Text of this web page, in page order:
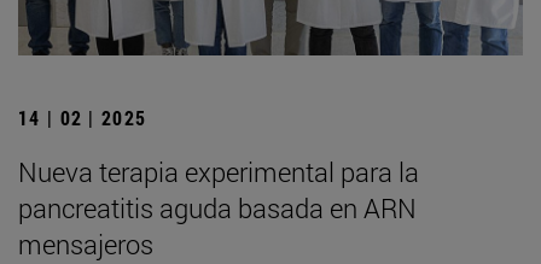
14 | 02 | 2025
Nueva terapia experimental para la
pancreatitis aguda basada en ARN
mensajeros